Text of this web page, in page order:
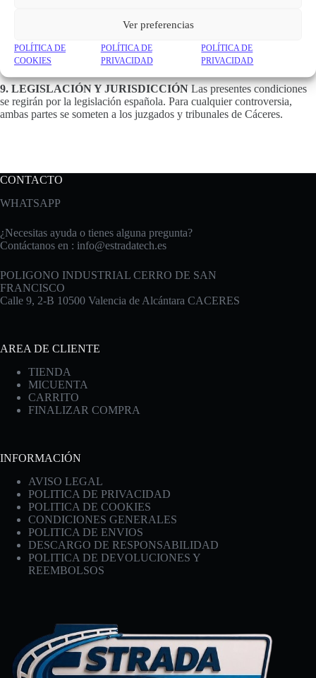
Ver preferencias
POLÍTICA DE
COOKIES
POLÍTICA DE
PRIVACIDAD
POLÍTICA DE
PRIVACIDAD
8. RESPONSABILIDADEstradaTech no se hace responsable de un
uso inadecuado o negligente de la maquinaria por parte del Usuario.
9. LEGISLACIÓN Y JURISDICCIÓN Las presentes condiciones
se regirán por la legislación española. Para cualquier controversia,
ambas partes se someten a los juzgados y tribunales de Cáceres.
CONTACTO
WHATSAPP
¿Necesitas ayuda o tienes alguna pregunta?
Contáctanos en : info@estradatech.es
POLIGONO INDUSTRIAL CERRO DE SAN
FRANCISCO
Calle 9, 2-B 10500 Valencia de Alcántara CACERES
AREA DE CLIENTE
TIENDA
MICUENTA
CARRITO
FINALIZAR COMPRA
INFORMACIÓN
AVISO LEGAL
POLITICA DE PRIVACIDAD
POLITICA DE COOKIES
CONDICIONES GENERALES
POLITICA DE ENVIOS
DESCARGO DE RESPONSABILIDAD
POLITICA DE DEVOLUCIONES Y
REEMBOLSOS